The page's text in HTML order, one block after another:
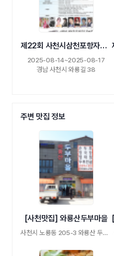
제22회 사천시삼천포항자연산전어축제
2025-08-14~2025-08-17
경남 사천시 와룡길 38
주변 맛집 정보
[사천맛집] 와룡산두부마을
사천시 노룡동 205-3 와룡산 두부마을